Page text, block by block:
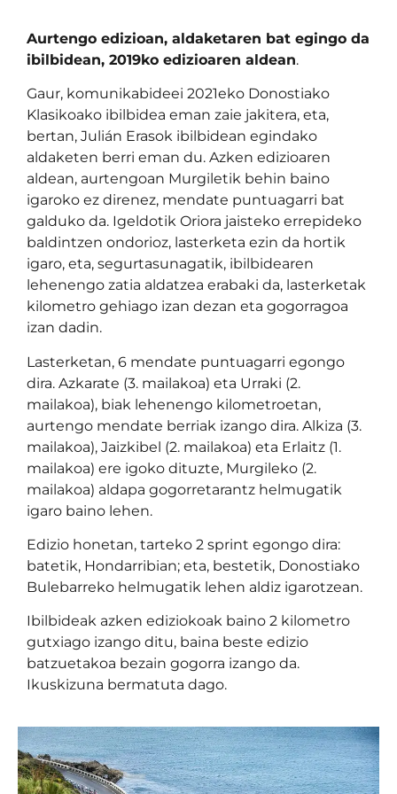
Aurtengo edizioan, aldaketaren bat egingo da
ibilbidean, 2019ko edizioaren aldean.
Gaur, komunikabideei 2021eko Donostiako
Klasikoako ibilbidea eman zaie jakitera, eta,
bertan, Julián Erasok ibilbidean egindako
aldaketen berri eman du. Azken edizioaren
aldean, aurtengoan Murgiletik behin baino
igaroko ez direnez, mendate puntuagarri bat
galduko da. Igeldotik Oriora jaisteko errepideko
baldintzen ondorioz, lasterketa ezin da hortik
igaro, eta, segurtasunagatik, ibilbidearen
lehenengo zatia aldatzea erabaki da, lasterketak
kilometro gehiago izan dezan eta gogorragoa
izan dadin.
Lasterketan, 6 mendate puntuagarri egongo
dira. Azkarate (3. mailakoa) eta Urraki (2.
mailakoa), biak lehenengo kilometroetan,
aurtengo mendate berriak izango dira. Alkiza (3.
mailakoa), Jaizkibel (2. mailakoa) eta Erlaitz (1.
mailakoa) ere igoko dituzte, Murgileko (2.
mailakoa) aldapa gogorretarantz helmugatik
igaro baino lehen.
Edizio honetan, tarteko 2 sprint egongo dira:
batetik, Hondarribian; eta, bestetik, Donostiako
Bulebarreko helmugatik lehen aldiz igarotzean.
Ibilbideak azken ediziokoak baino 2 kilometro
gutxiago izango ditu, baina beste edizio
batzuetakoa bezain gogorra izango da.
Ikuskizuna bermatuta dago.